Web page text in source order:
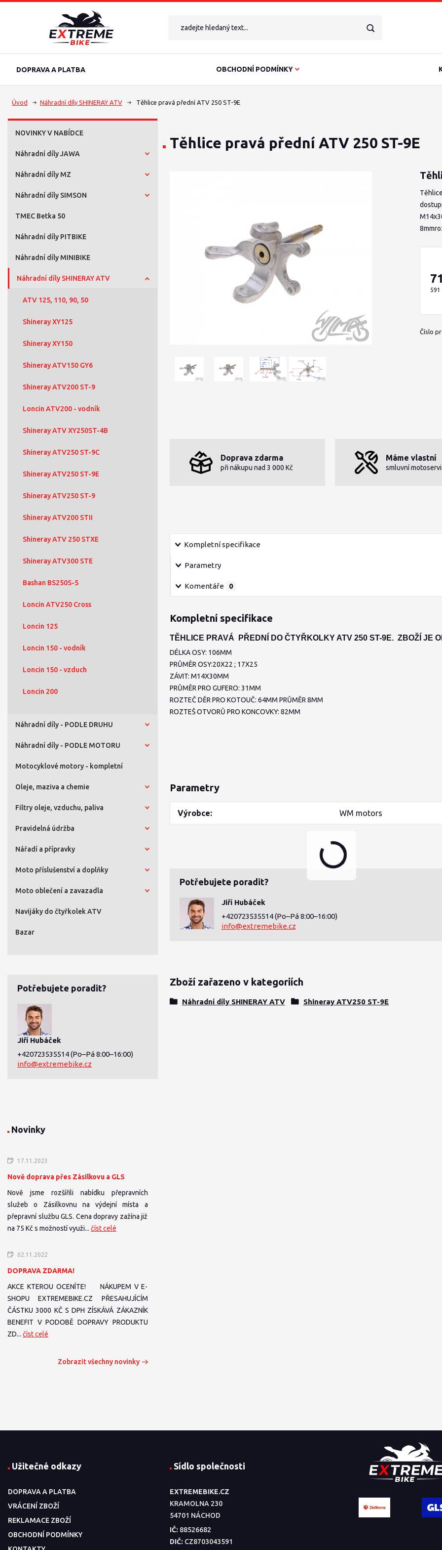
DOPRAVA A PLATBA OBCHODNÍ PODMÍNKY
Úvod Náhradní díly SHINERAY ATV Těhlice pravá přední ATV 250 ST-9E
NOVINKY V NABÍDCE
Náhradní díly JAWA
Náhradní díly MZ
Náhradní díly SIMSON
TMEC Betka 50
Náhradní díly PITBIKE
Náhradní díly MINIBIKE
Náhradní díly SHINERAY ATV
ATV 125, 110, 90, 50
Shineray XY125
Shineray XY150
Shineray ATV150 GY6
Shineray ATV200 ST-9
Loncin ATV200 - vodník
Shineray ATV XY250ST-4B
Shineray ATV250 ST-9C
Shineray ATV250 ST-9E
Shineray ATV250 ST-9
Shineray ATV200 STII
Shineray ATV 250 STXE
Shineray ATV300 STE
Bashan BS250S-5
Loncin ATV250 Cross
Loncin 125
Loncin 150 - vodník
Loncin 150 - vzduch
Loncin 200
Náhradní díly - PODLE DRUHU
Náhradní díly - PODLE MOTORU
Motocyklové motory - kompletní
Oleje, maziva a chemie
Filtry oleje, vzduchu, paliva
Pravidelná údržba
Nářadí a přípravky
Moto příslušenství a doplňky
Moto oblečení a zavazadla
Navijáky do čtyřkolek ATV
Bazar
Potřebujete poradit?
Jiří Hubáček
+420723535514(Po–Pá 8:00–16:00)
info@extremebike.cz
Novinky
17.11.2023
Nově doprava přes Zásilkovu a GLS
Nově jsme rozšířili nabídku přepravních
služeb o Zásilkovnu na výdejní místa a
přepravní službu GLS. Cena dopravy zažína již
na 75 Kč s možností využi... číst celé
02.11.2022
DOPRAVA ZDARMA!
AKCE KTEROU OCENÍTE! NÁKUPEM V E-
SHOPU EXTREMEBIKE.CZ PŘESAHUJÍCÍM
ČÁSTKU 3000 KČ S DPH ZÍSKÁVÁ ZÁKAZNÍK
BENEFIT V PODOBĚ DOPRAVY PRODUKTU
ZD... číst celé
Zobrazit všechny novinky
Těhlice pravá přední ATV 250 ST-9E
591
Číslo
Doprava zdarma
při nákupu nad 3 000 Kč
Máme vlastní
smluvní
Kompletní specifikace
Parametry
Komentáře 0
Kompletní specifikace
TĚHLICE PRAVÁ PŘEDNÍ DO ČTYŘKOLKY ATV 250 ST-9E. ZBOŽÍ JE
DÉLKA OSY: 106MM
PRŮMĚR OSY:20X22 ; 17X25
ZÁVIT: M14X30MM
PRŮMĚR PRO GUFERO: 31MM
ROZTEČ DĚR PRO KOTOUČ: 64MM PRŮMĚR 8MM
ROZTEŠ OTVORŮ PRO KONCOVKY: 82MM
Parametry
Výrobce WM motors
Potřebujete poradit?
Jiří Hubáček
+420723535514(Po–Pá 8:00–16:00)
info@extremebike.cz
Zboží zařazeno v kategoriích
Náhradní díly SHINERAY ATV Shineray ATV250 ST-9E
Užitečné odkazy
DOPRAVA A PLATBA
VRÁCENÍ ZBOŽÍ
REKLAMACE ZBOŽÍ
OBCHODNÍ PODMÍNKY
Sídlo společnosti
EXTREMEBIKE.CZ
KRAMOLNA 230
54701 NÁCHOD
IČ: 88526682
DIČ: CZ8703043591